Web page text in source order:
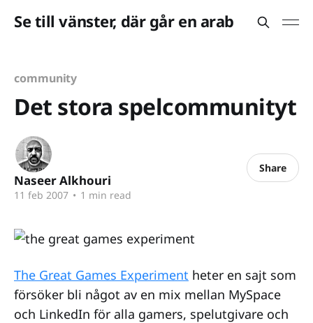
Se till vänster, där går en arab
community
Det stora spelcommunityt
Naseer Alkhouri
11 feb 2007 • 1 min read
Share
The Great Games Experiment heter en sajt som
försöker bli något av en mix mellan MySpace
och LinkedIn för alla gamers, spelutgivare och